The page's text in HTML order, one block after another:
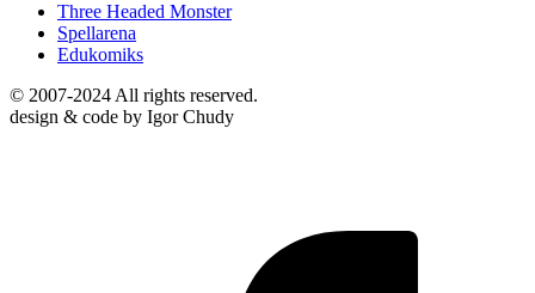
Three Headed Monster
Spellarena
Edukomiks
© 2007-2024 All rights reserved.
design & code by Igor Chudy